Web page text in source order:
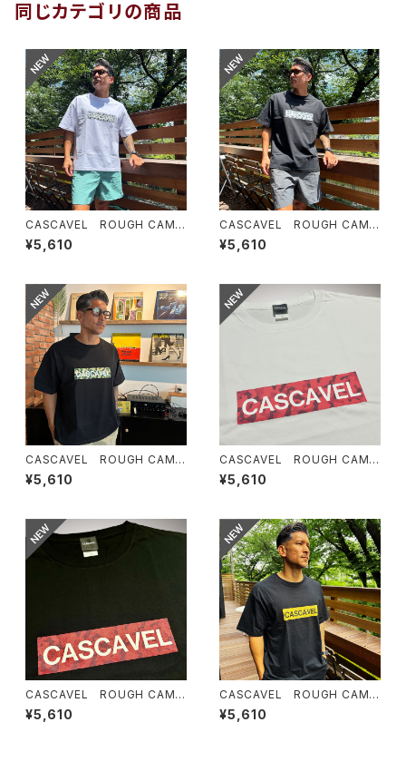
同じカテゴリの商品
CASCAVEL ROUGH CAMO
BOX TEE ホワイトカモ１
¥5,610
CASCAVEL ROUGH CAMO
BOX TEE ブラックカモ１
¥5,610
CASCAVEL ROUGH CAMO
BOX TEE ブラックカモ２
¥5,610
CASCAVEL ROUGH CAMO
BOX TEE ホワイトカモ3
¥5,610
CASCAVEL ROUGH CAMO
BOX TEE ブラックカモ3
¥5,610
CASCAVEL ROUGH CAMO
BOX TEE ブラックカモ4
¥5,610